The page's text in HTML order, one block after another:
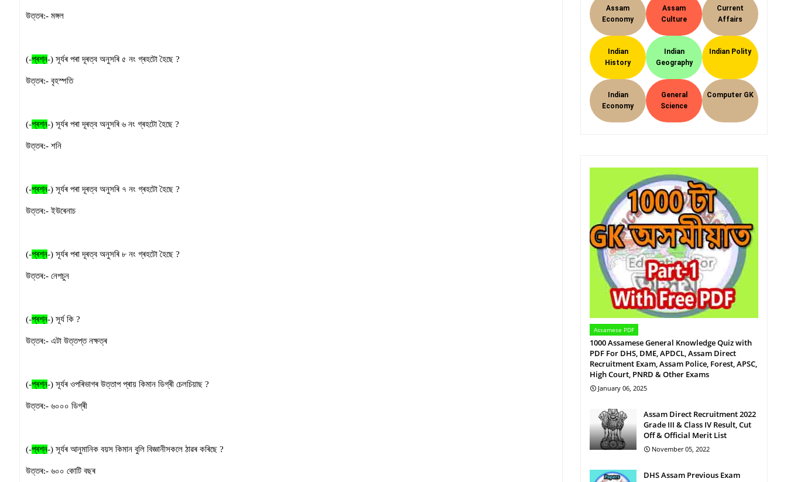
উত্তৰ:- মঙ্গল
(-প্ৰশ্ন-) সূৰ্যৰ পৰা দূৰত্ব অনুসৰি ৫ নং গ্ৰহটো হৈছে ?
উত্তৰ:- বৃহস্পতি
(-প্ৰশ্ন-) সূৰ্যৰ পৰা দূৰত্ব অনুসৰি ৬ নং গ্ৰহটো হৈছে ?
উত্তৰ:- শনি
(-প্ৰশ্ন-) সূৰ্যৰ পৰা দূৰত্ব অনুসৰি ৭ নং গ্ৰহটো হৈছে ?
উত্তৰ:- ইউৰেনাচ
(-প্ৰশ্ন-) সূৰ্যৰ পৰা দূৰত্ব অনুসৰি ৮ নং গ্ৰহটো হৈছে ?
উত্তৰ:- নেপচুন
(-প্ৰশ্ন-) সূৰ্য কি ?
উত্তৰ:- এটা উত্তপ্ত নক্ষত্ৰ
(-প্ৰশ্ন-) সূৰ্যৰ ওপৰিভাগৰ উত্তাপ প্ৰায় কিমান ডিগ্ৰী চেলচিয়াছ ?
উত্তৰ:- ৬০০০ ডিগ্ৰী
(-প্ৰশ্ন-) সূৰ্যৰ আনুমানিক বয়স কিমান বুলি বিজ্ঞানীসকলে ঠাৱৰ কৰিছে ?
উত্তৰ:- ৬০০ কোটি বছৰ
Assam
Economy
Assam
Culture
Current
Affairs
Indian
History
Indian
Geography
Indian Polity
Indian
Economy
General
Science
Computer GK
Assamese PDF
1000 Assamese General Knowledge Quiz with
PDF For DHS, DME, APDCL, Assam Direct
Recruitment Exam, Assam Police, Forest, APSC,
High Court, PNRD & Other Exams
January 06, 2025
Assam Direct Recruitment 2022
Grade III & Class IV Result, Cut
Off & Official Merit List
November 05, 2022
DHS Assam Previous Exam